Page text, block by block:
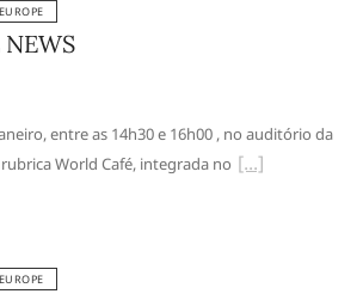
entre as 14h30 e 16h00 , no auditório da
rubrica World Café, integrada no